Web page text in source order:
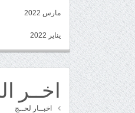
مارس 2022
يناير 2022
اخــر
اخبــار لحــج